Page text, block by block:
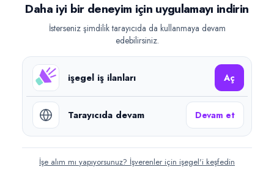
Daha iyi bir deneyim için uygulamayı indirin
İsterseniz şimdilik tarayıcıda da kullanmaya devam
edebilirsiniz.
işegel iş ilanları Aç
Tarayıcıda devam Devam et
İşe alım mı yapıyorsunuz? İşverenler için işegel'i keşfedin